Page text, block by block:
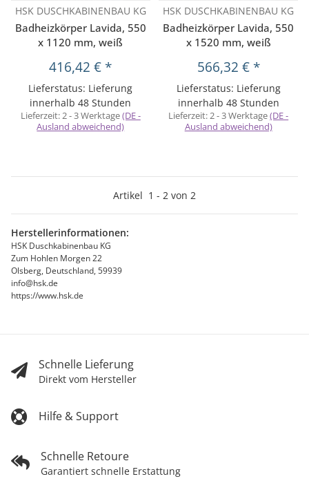
HSK DUSCHKABINENBAU KG
Badheizkörper Lavida, 550
x 1120 mm, weiß
416,42 € *
Lieferstatus: Lieferung
innerhalb 48 Stunden
Lieferzeit:2 - 3 Werktage(DE -
Ausland abweichend)
HSK DUSCHKABINENBAU KG
Badheizkörper Lavida, 550
x 1520 mm, weiß
566,32 € *
Lieferstatus: Lieferung
innerhalb 48 Stunden
Lieferzeit:2 - 3 Werktage(DE -
Ausland abweichend)
Artikel 1 - 2 von 2
Herstellerinformationen:
HSK Duschkabinenbau KG
Zum Hohlen Morgen 22
Olsberg, Deutschland, 59939
info@hsk.de
https://www.hsk.de
Schnelle Lieferung
Direkt vom Hersteller
Hilfe & Support
Schnelle Retoure
Garantiert schnelle Erstattung